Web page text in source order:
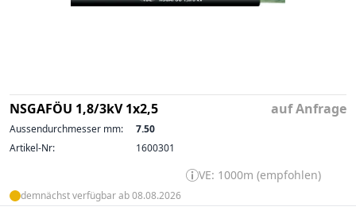
NSGAFÖU 1,8/3kV 1x2,5 auf Anfrage
Aussendurchmesser mm:
7.50
Artikel-Nr:
1600301
VE: 1000m (empfohlen)
demnächst verfügbar ab 08.08.2026